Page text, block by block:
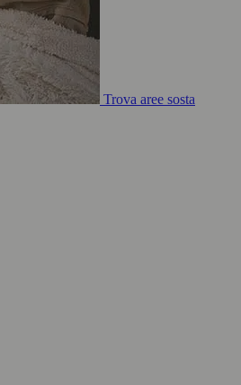
Trova aree sosta